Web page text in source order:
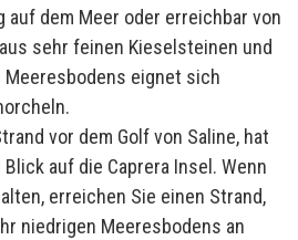
auf dem Meer oder erreichbar von
sehr feinen Kieselsteinen und
eignet sich
vor dem Golf von Saline, hat
auf die Caprera Insel. Wenn
erreichen Sie einen Strand,
niedrigen Meeresbodens an